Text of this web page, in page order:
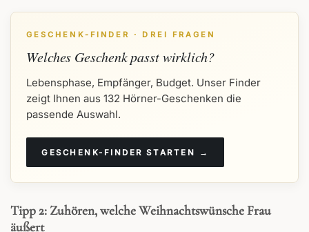
GESCHENK-FINDER · DREI FRAGEN
Welches Geschenk passt wirklich?
Lebensphase, Empfänger, Budget. Unser Finder
zeigt Ihnen aus 132 Hörner-Geschenken die
passende Auswahl.
GESCHENK-FINDER STARTEN →
Tipp 2: Zuhören, welche Weihnachtswünsche Frau
äußert